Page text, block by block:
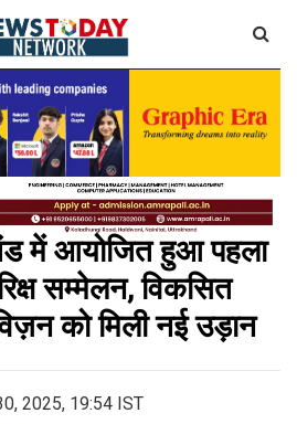
में आयोजित हुआ पहला
सम्मेलन, विकसित
को मिली नई उड़ान
2025, 19:54 IST